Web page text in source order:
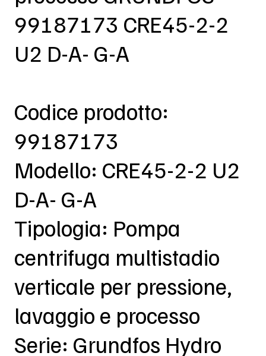
99187173 CRE45-2-2
U2 D-A- G-A
Codice prodotto:
99187173
Modello: CRE45-2-2 U2
D-A- G-A
Tipologia: Pompa
centrifuga multistadio
verticale per pressione,
lavaggio e processo
Serie: Grundfos Hydro